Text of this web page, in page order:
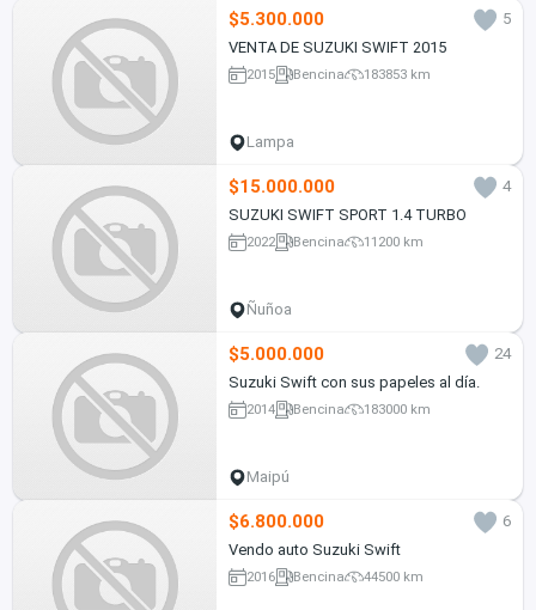
$5.300.000
5
VENTA DE SUZUKI SWIFT 2015
2015 Bencina 183853 km
Lampa
$15.000.000
4
SUZUKI SWIFT SPORT 1.4 TURBO
2022 Bencina 11200 km
Ñuñoa
$5.000.000
24
Suzuki Swift con sus papeles al día.
2014 Bencina 183000 km
Maipú
$6.800.000
6
Vendo auto Suzuki Swift
2016 Bencina 44500 km